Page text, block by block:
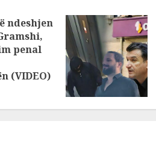
ndeshjen
penal
(VIDEO)